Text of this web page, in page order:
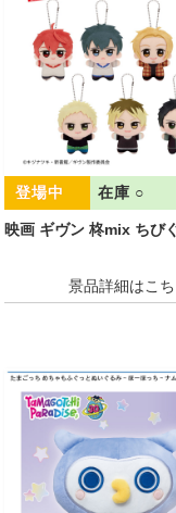
映画 ギヴン 柊mix ちび
在庫 ○